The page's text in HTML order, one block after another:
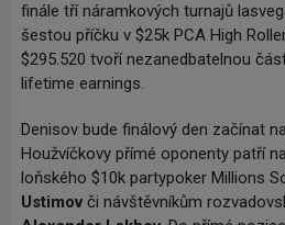
finále tří náramkových turnajů
šestou příčku v $25k PCA High
$295.520 tvoří nezanedbatelnou
lifetime earnings.
Denisov bude finálový den začínat
Houžvíčkovy přímé oponenty patří
loňského $10k partypoker Millions
Ustimov či návštěvníkům